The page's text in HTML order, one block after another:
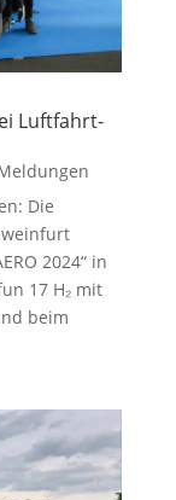
Luftfahrt-
Die
2024“ in
17 H₂ mit
beim